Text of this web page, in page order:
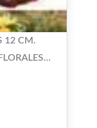
12 CM.